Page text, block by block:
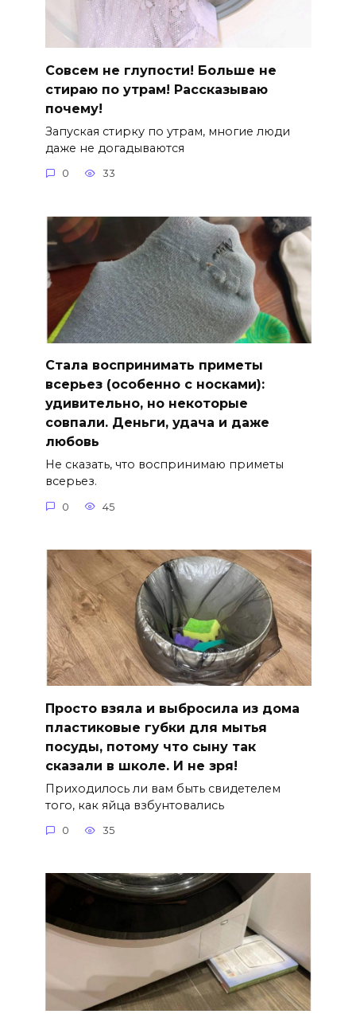
Совсем не глупости! Больше не
стираю по утрам! Рассказываю
почему!
Запуская стирку по утрам, многие люди
даже не догадываются
0 33
Стала воспринимать приметы
всерьез (особенно с носками):
удивительно, но некоторые
совпали. Деньги, удача и даже
любовь
Не сказать, что воспринимаю приметы
всерьез.
0 45
Просто взяла и выбросила из дома
пластиковые губки для мытья
посуды, потому что сыну так
сказали в школе. И не зря!
Приходилось ли вам быть свидетелем
того, как яйца взбунтовались
0 35